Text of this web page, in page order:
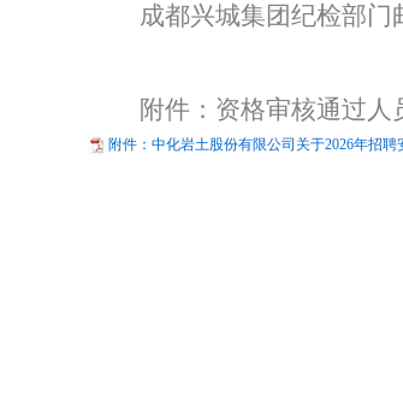
成都兴城集团纪检部门
附件 ：资格审核通过人
附件：中化岩土股份有限公司关于2026年招